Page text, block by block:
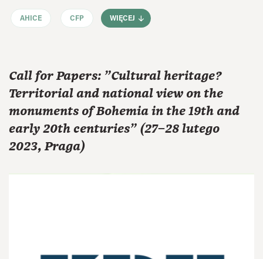
AHICE CFP WIĘCEJ
Call for Papers: "Cultural heritage?
Territorial and national view on the
monuments of Bohemia in the 19th and
early 20th centuries" (27–28 lutego
2023, Praga)